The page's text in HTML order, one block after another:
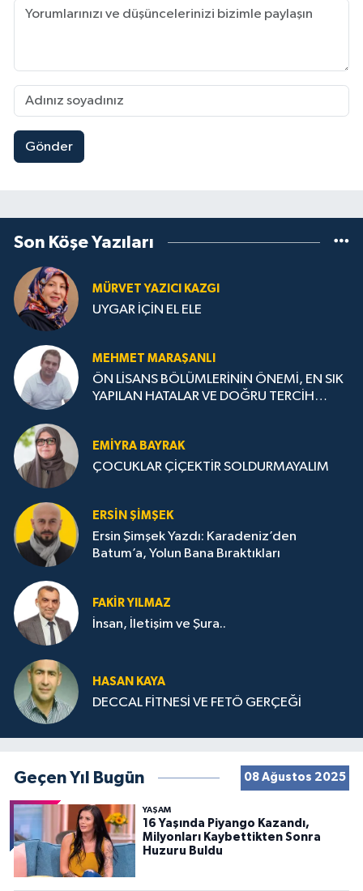
Gönder
Son Köşe Yazıları
MÜRVET YAZICI KAZGI
UYGAR İÇİN EL ELE
MEHMET MARAŞANLI
ÖN LİSANS BÖLÜMLERİNİN ÖNEMİ, EN SIK
YAPILAN HATALAR VE DOĞRU TERCİH
EMIYRA BAYRAK
ÇOCUKLAR ÇİÇEKTİR SOLDURMAYALIM
ERSIN ŞIMŞEK
Ersin Şimşek Yazdı: Karadeniz’den
Batum’a, Yolun Bana Bıraktıkları
FAKIR YILMAZ
İnsan, İletişim ve Şura..
HASAN KAYA
DECCAL FİTNESİ VE FETÖ GERÇEĞİ
Geçen Yıl Bugün 08 Ağustos 2025
YAŞAM
16 Yaşında Piyango Kazandı,
Milyonları Kaybettikten Sonra
Huzuru Buldu